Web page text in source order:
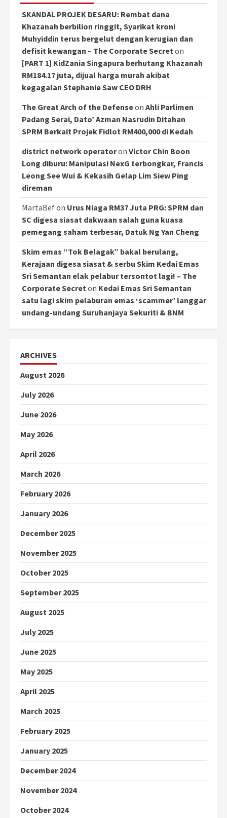
SKANDAL PROJEK DESARU: Rembat dana
Khazanah berbilion ringgit, Syarikat kroni
Muhyiddin terus bergelut dengan kerugian dan
defisit kewangan – The Corporate Secreton
[PART 1] KidZania Singapura berhutang Khazanah
RM184.17 juta, dijual harga murah akibat
kegagalan Stephanie Saw CEO DRH
The Great Arch of the Defenseon Ahli Parlimen
Padang Serai, Dato’ Azman Nasrudin Ditahan
SPRM Berkait Projek Fidlot RM400,000 di Kedah
district network operatoron Victor Chin Boon
Long diburu: Manipulasi NexG terbongkar, Francis
Leong See Wui & Kekasih Gelap Lim Siew Ping
direman
MartaBefon Urus Niaga RM37 Juta PRG: SPRM dan
SC digesa siasat dakwaan salah guna kuasa
pemegang saham terbesar, Datuk Ng Yan Cheng
Skim emas “Tok Belagak” bakal berulang,
Kerajaan digesa siasat & serbu Skim Kedai Emas
Sri Semantan elak pelabur tersontot lagi! – The
Corporate Secreton Kedai Emas Sri Semantan
satu lagi skim pelaburan emas ‘scammer’ langgar
undang-undang Suruhanjaya Sekuriti & BNM
ARCHIVES
August 2026
July 2026
June 2026
May 2026
April 2026
March 2026
February 2026
January 2026
December 2025
November 2025
October 2025
September 2025
August 2025
July 2025
June 2025
May 2025
April 2025
March 2025
February 2025
January 2025
December 2024
November 2024
October 2024